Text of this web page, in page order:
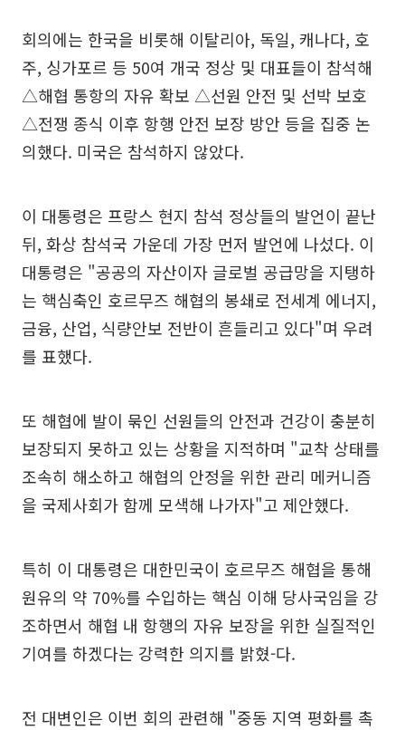
회의에는 한국을 비롯해 이탈리아, 독일, 캐나다, 호
주, 싱가포르 등 50여 개국 정상 및 대표들이 참석해
△해협 통항의 자유 확보 △선원 안전 및 선박 보호
△전쟁 종식 이후 항행 안전 보장 방안 등을 집중 논
의했다. 미국은 참석하지 않았다.
이 대통령은 프랑스 현지 참석 정상들의 발언이 끝난
뒤, 화상 참석국 가운데 가장 먼저 발언에 나섰다. 이
대통령은 "공공의 자산이자 글로벌 공급망을 지탱하
는 핵심축인 호르무즈 해협의 봉쇄로 전세계 에너지,
금융, 산업, 식량안보 전반이 흔들리고 있다"며 우려
를 표했다.
또 해협에 발이 묶인 선원들의 안전과 건강이 충분히
보장되지 못하고 있는 상황을 지적하며 "교착 상태를
조속히 해소하고 해협의 안정을 위한 관리 메커니즘
을 국제사회가 함께 모색해 나가자"고 제안했다.
특히 이 대통령은 대한민국이 호르무즈 해협을 통해
원유의 약 70%를 수입하는 핵심 이해 당사국임을 강
조하면서 해협 내 항행의 자유 보장을 위한 실질적인
기여를 하겠다는 강력한 의지를 밝혔-다.
전 대변인은 이번 회의 관련해 "중동 지역 평화를 촉